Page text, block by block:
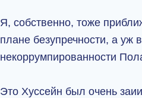
Я, собственно, тоже
плане безупречности, а уж
некоррумпированности
Это Хуссейн был очень